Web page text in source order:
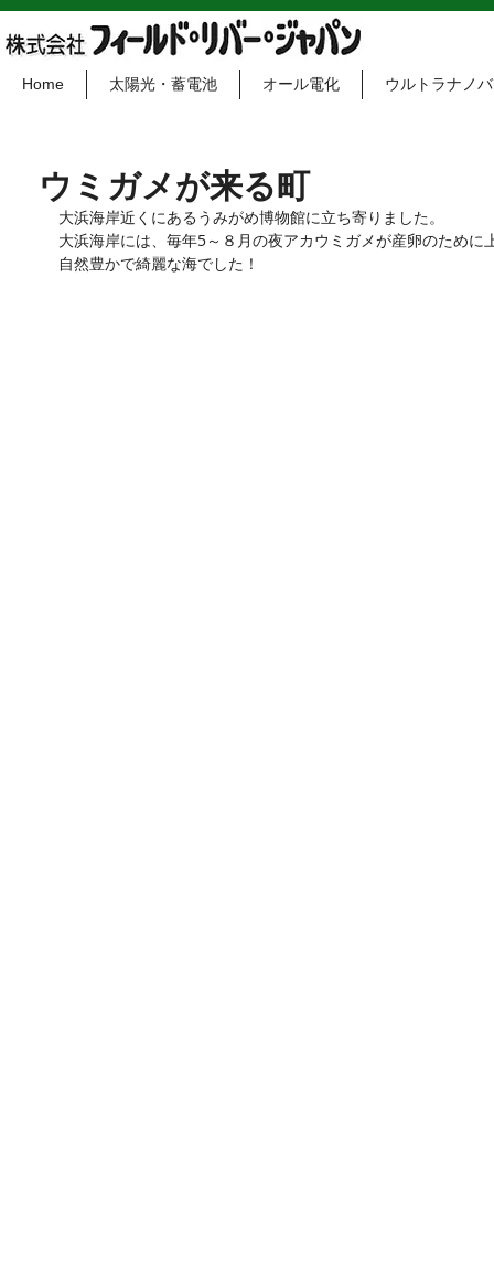
Home 太陽光・蓄電池 オール電化 ウルトラナノ
ウミガメが来る町
大浜海岸近くにあるうみがめ博物館に立ち寄りました。
大浜海岸には、毎年5～８月の夜アカウミガメが産卵のために
自然豊かで綺麗な海でした！